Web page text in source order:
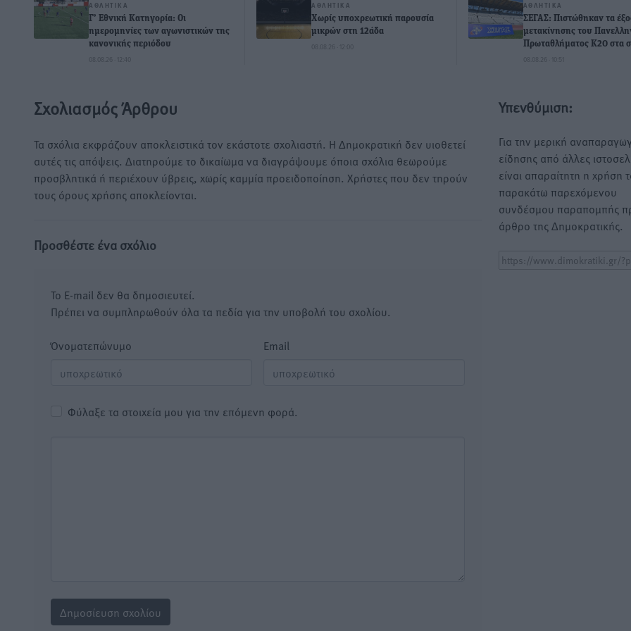
ΑΘΛΗΤΙΚΆ
Γ’ Εθνική Κατηγορία: Οι
ημερομηνίες των αγωνιστικών της
κανονικής περιόδου
08.08.26 · 12:40
ΑΘΛΗΤΙΚΆ
Χωρίς υποχρεωτική παρουσία
μικρών στη 12άδα
08.08.26 · 12:00
ΑΘΛΗΤΙΚΆ
ΣΕΓΑΣ: Πιστώθηκαν τα
μετακίνησης του
Πρωταθλήματος Κ20 στα
08.08.26 · 10:51
Σχολιασμός Άρθρου
Τα σχόλια εκφράζουν αποκλειστικά τον εκάστοτε σχολιαστή. Η Δημοκρατική δεν υιοθετεί
αυτές τις απόψεις. Διατηρούμε το δικαίωμα να διαγράψουμε όποια σχόλια θεωρούμε
προσβλητικά ή περιέχουν ύβρεις, χωρίς καμμία προειδοποίηση. Χρήστες που δεν τηρούν
τους όρους χρήσης αποκλείονται.
Προσθέστε ένα σχόλιο
Το E-mail δεν θα δημοσιευτεί.
Πρέπει να συμπληρωθούν όλα τα πεδία για την υποβολή του σχολίου.
Όνοματεπώνυμο Email
Φύλαξε τα στοιχεία μου για την επόμενη φορά.
Υπενθύμιση:
Για την μερική
είδησης από άλλες
είναι απαραίτητη η χρήση
παρακάτω παρεχόμενου
συνδέσμου παραπομπής
άρθρο της Δημοκρατικής.